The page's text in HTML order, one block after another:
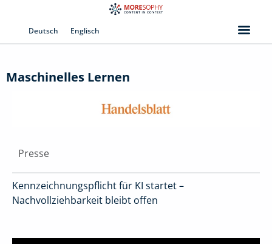
Deutsch Englisch
Maschinelles Lernen
Presse
Kennzeichnungspflicht für KI startet –
Nachvollziehbarkeit bleibt offen